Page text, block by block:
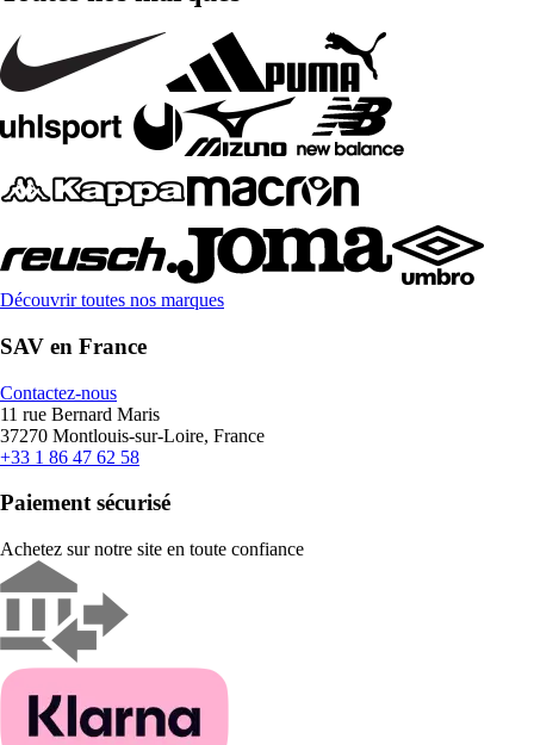
Découvrir toutes nos marques
SAV en France
Contactez-nous
11 rue Bernard Maris
37270 Montlouis-sur-Loire, France
+33 1 86 47 62 58
Paiement sécurisé
Achetez sur notre site en toute confiance